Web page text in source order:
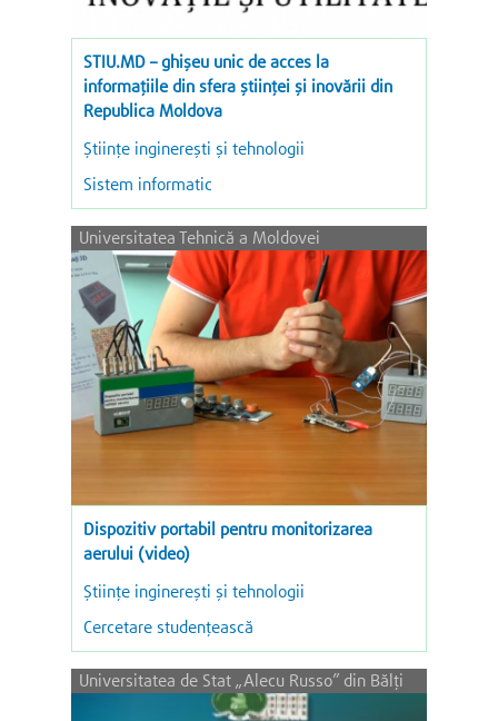
STIU.MD – ghișeu unic de acces la
informațiile din sfera științei și inovării din
Republica Moldova
Ştiinţe inginereşti şi tehnologii
Sistem informatic
Universitatea Tehnică a Moldovei
Dispozitiv portabil pentru monitorizarea
aerului (video)
Ştiinţe inginereşti şi tehnologii
Cercetare studențească
Universitatea de Stat „Alecu Russo” din Bălţi